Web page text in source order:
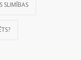
SLIMĪBAS